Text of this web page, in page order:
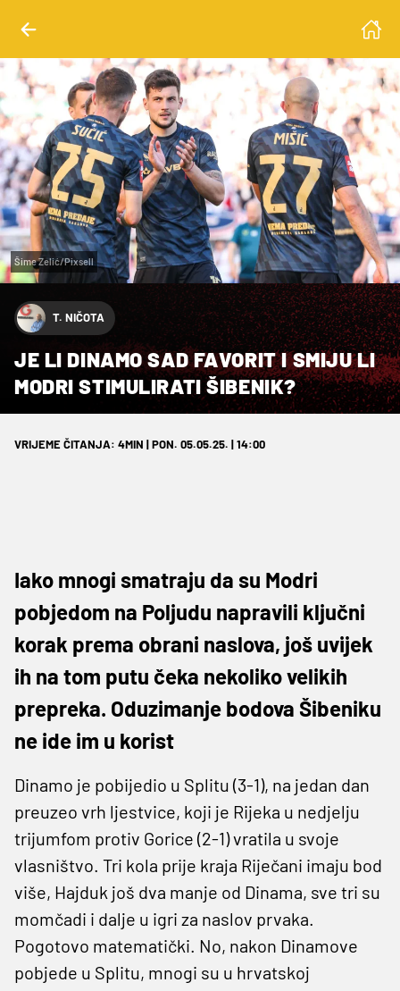
Šime Zelić/Pixsell
T. NIČOTA
JE LI DINAMO SAD FAVORIT I SMIJU LI
MODRI STIMULIRATI ŠIBENIK?
VRIJEME ČITANJA: 4MIN | PON. 05.05.25. | 14:00
Iako mnogi smatraju da su Modri
pobjedom na Poljudu napravili ključni
korak prema obrani naslova, još uvijek
ih na tom putu čeka nekoliko velikih
prepreka. Oduzimanje bodova Šibeniku
ne ide im u korist
Dinamo je pobijedio u Splitu (3-1), na jedan dan
preuzeo vrh ljestvice, koji je Rijeka u nedjelju
trijumfom protiv Gorice (2-1) vratila u svoje
vlasništvo. Tri kola prije kraja Riječani imaju bod
više, Hajduk još dva manje od Dinama, sve tri su
momčadi i dalje u igri za naslov prvaka.
Pogotovo matematički. No, nakon Dinamove
pobjede u Splitu, mnogi su u hrvatskoj